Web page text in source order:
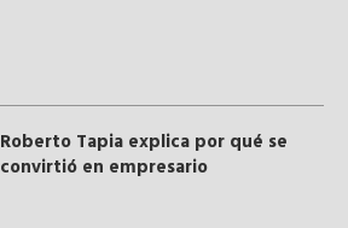
Roberto Tapia explica por qué se
convirtió en empresario